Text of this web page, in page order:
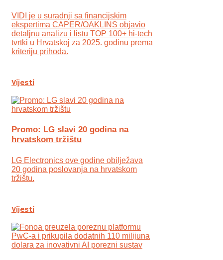
VIDI je u suradnji sa financijskim
ekspertima CAPER/OAKLINS objavio
detaljnu analizu i listu TOP 100+ hi-tech
tvrtki u Hrvatskoj za 2025. godinu prema
kriteriju prihoda.
Vijesti
Promo: LG slavi 20 godina na
hrvatskom tržištu
LG Electronics ove godine obilježava
20 godina poslovanja na hrvatskom
tržištu.
Vijesti